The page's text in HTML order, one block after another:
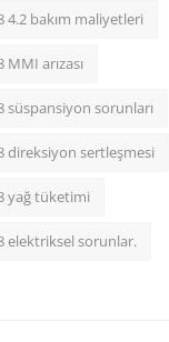
4.2 bakım maliyetleri
MMI arızası
süspansiyon sorunları
direksiyon sertleşmesi
yağ tüketimi
elektriksel sorunlar.